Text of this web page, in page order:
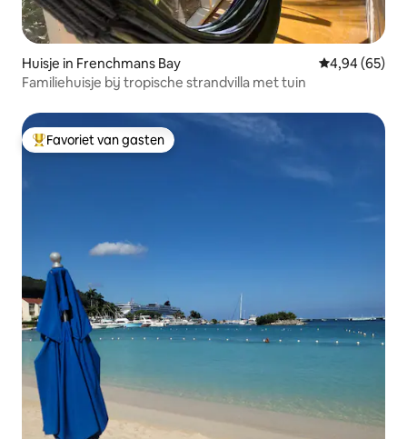
Huisje in Frenchmans Bay Gemiddelde
4,94 (65)
Familiehuisje bij tropische strandvilla met tuin
Topfavoriet van gasten
Favoriet van gasten